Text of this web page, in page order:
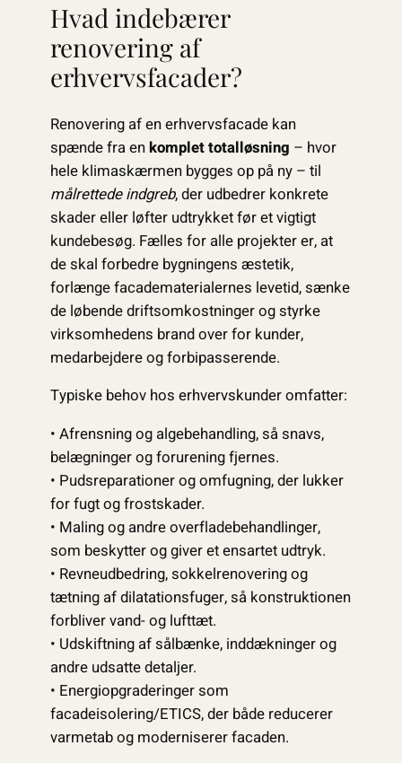
Hvad indebærer
renovering af
erhvervsfacader?
Renovering af en erhvervsfacade kan
spænde fra enkomplet totalløsning – hvor
hele klimaskærmen bygges op på ny – til
målrettede indgreb, der udbedrer konkrete
skader eller løfter udtrykket før et vigtigt
kundebesøg. Fælles for alle projekter er, at
de skal forbedre bygningens æstetik,
forlænge facade­materialernes levetid, sænke
de løbende driftsomkostninger og styrke
virksomhedens brand over for kunder,
medarbejdere og forbipasserende.
Typiske behov hos erhvervskunder omfatter:
• Afrensning og algebehandling, så snavs,
belægninger og forurening fjernes.
• Pudsreparationer og omfugning, der lukker
for fugt og frostskader.
• Maling og andre overfladebehandlinger,
som beskytter og giver et ensartet udtryk.
• Revneudbedring, sokkelrenovering og
tætning af dilatationsfuger, så konstruktionen
forbliver vand- og lufttæt.
• Udskiftning af sålbænke, inddækninger og
andre udsatte detaljer.
• Energiopgraderinger som
facadeisolering/ETICS, der både reducerer
varmetab og moderniserer facaden.